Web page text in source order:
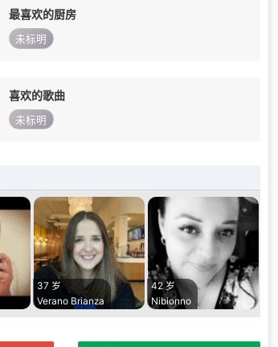
最喜欢的厨房
未标明
喜欢的歌曲
未标明
37 岁
Verano Brianza
42 岁
Nibionno